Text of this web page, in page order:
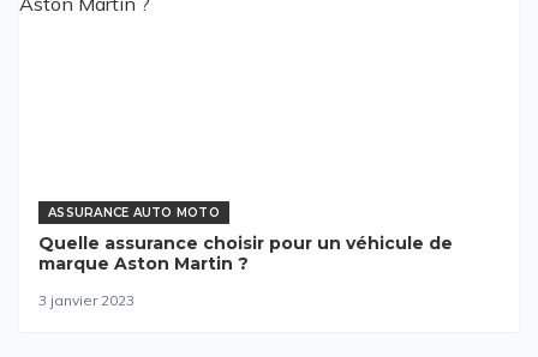
ASSURANCE AUTO MOTO
Quelle assurance choisir pour un véhicule de
marque Aston Martin ?
3 janvier 2023